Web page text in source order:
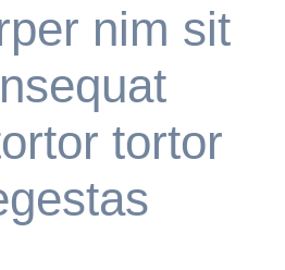
nim sit
tortor